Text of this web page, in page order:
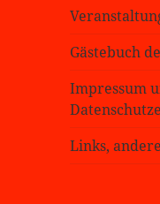
Gästebuch
Impressum
Links,